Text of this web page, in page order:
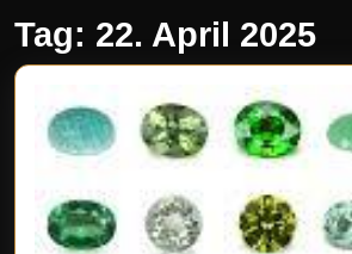
Tag: 22. April 2025